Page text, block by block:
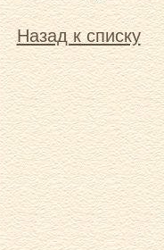
Назад к списку